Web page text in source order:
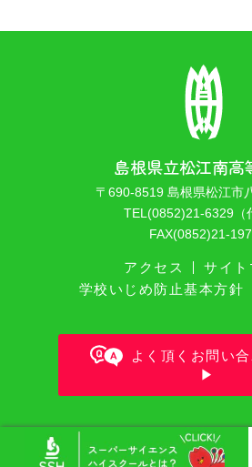
島根県立松江南高
〒690-8519 島根県松江市
TEL(0852)21-6329（
FAX(0852)21-
アクセス
サイ
学校いじめ防止基本方針
よく頂くお問い
Copyright © Shimane Prefectural
Rights Reserverd.